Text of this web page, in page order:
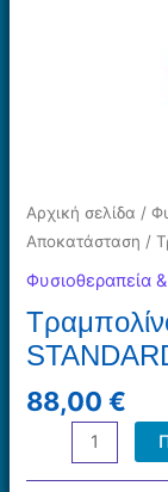
Αρχική σελίδα /
Αποκατάσταση /
Φυσιοθεραπεία
88,00€
Τραμπολίνο
MAMBO